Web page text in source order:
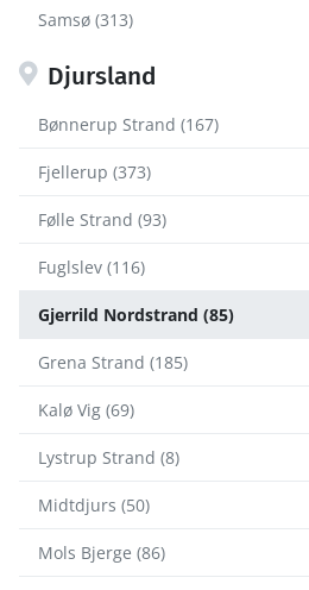
Samsø (313)
Djursland
Bønnerup Strand (167)
Fjellerup (373)
Følle Strand (93)
Fuglslev (116)
Gjerrild Nordstrand (85)
Grena Strand (185)
Kalø Vig (69)
Lystrup Strand (8)
Midtdjurs (50)
Mols Bjerge (86)